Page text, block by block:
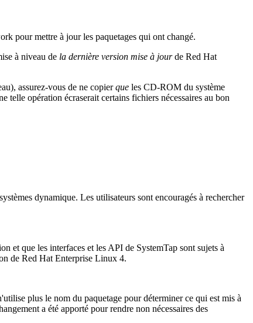
pour mettre à jour les paquetages qui ont changé.
à niveau de la dernière version mise à jourde Red Hat
assurez-vous de ne copierque les CD-ROM du système
opération écraserait certains fichiers nécessaires au bon
dynamique. Les utilisateurs sont encouragés à rechercher
et que les interfaces et les API de SystemTap sont sujets à
de Red Hat Enterprise Linux 4.
plus le nom du paquetage pour déterminer ce qui est mis à
a été apporté pour rendre non nécessaires des